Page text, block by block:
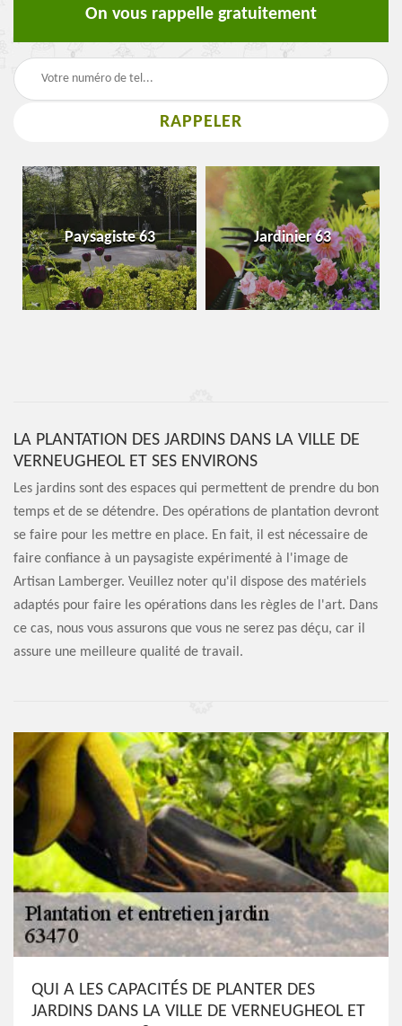
On vous rappelle gratuitement
Paysagiste 63 Jardinier 63
LA PLANTATION DES JARDINS DANS LA VILLE DE
VERNEUGHEOL ET SES ENVIRONS
Les jardins sont des espaces qui permettent de prendre du bon
temps et de se détendre. Des opérations de plantation devront
se faire pour les mettre en place. En fait, il est nécessaire de
faire confiance à un paysagiste expérimenté à l'image de
Artisan Lamberger. Veuillez noter qu'il dispose des matériels
adaptés pour faire les opérations dans les règles de l'art. Dans
ce cas, nous vous assurons que vous ne serez pas déçu, car il
assure une meilleure qualité de travail.
QUI A LES CAPACITÉS DE PLANTER DES
JARDINS DANS LA VILLE DE VERNEUGHEOL ET